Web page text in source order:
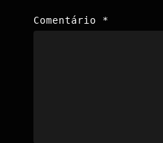
Comentário *